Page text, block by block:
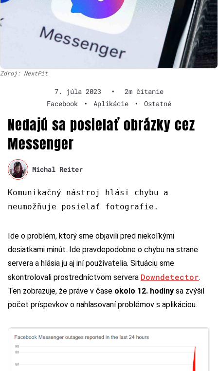
Zdroj: NextPit
7. júla 2023 •
2m čítanie
Facebook
• Aplikácie • Ostatné
Nedajú sa posielať obrázky cez
Messenger
Michal Reiter
Komunikačný nástroj hlási chybu a
neumožňuje posielať fotografie.
Ide o problém, ktorý sme objavili pred niekoľkými
desiatkami minút. Ide pravdepodobne o chybu na strane
servera a hlásia ju aj iní používatelia. Situáciu sme
skontrolovali prostredníctvom servera Downdetector.
Ten zobrazuje, že práve v čase okolo 12. hodiny sa zvýšil
počet príspevkov o nahlasovaní problémov s aplikáciou.